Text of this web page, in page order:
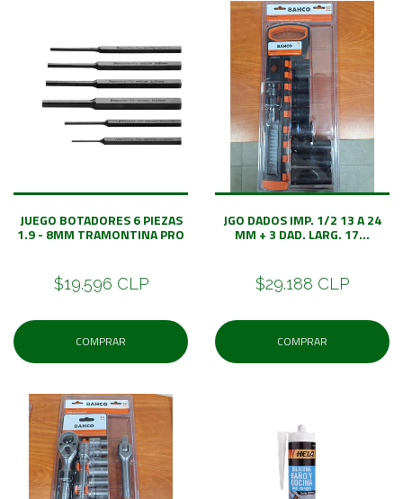
JUEGO BOTADORES 6 PIEZAS
1.9 - 8MM TRAMONTINA PRO
$19.596 CLP
COMPRAR
JGO DADOS IMP. 1/2 13 A 24
MM + 3 DAD. LARG. 17...
$29.188 CLP
COMPRAR